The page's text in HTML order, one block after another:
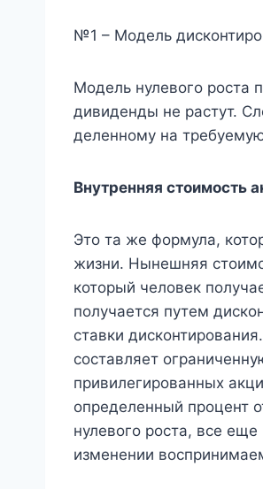
№1 – Модель
Модель нулевого роста
дивиденды не растут.
деленному на
Внутренняя стоимость
Это та же формула,
жизни. Нынешняя
который человек
получается путем
ставки
составляет
привилегированных
определенный процент
нулевого роста, все
изменении